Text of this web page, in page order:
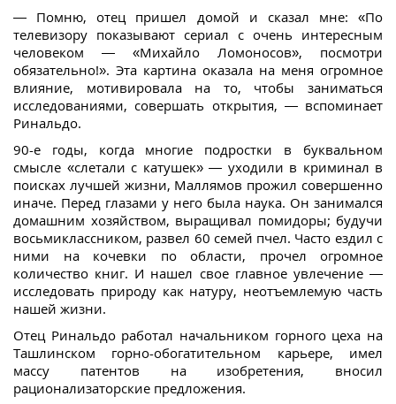
— Помню, отец пришел домой и сказал мне: «По
телевизору показывают сериал с очень интересным
человеком — «Михайло Ломоносов», посмотри
обязательно!». Эта картина оказала на меня огромное
влияние, мотивировала на то, чтобы заниматься
исследованиями, совершать открытия, — вспоминает
Ринальдо.
90-е годы, когда многие подростки в буквальном
смысле «слетали с катушек» — уходили в криминал в
поисках лучшей жизни, Маллямов прожил совершенно
иначе. Перед глазами у него была наука. Он занимался
домашним хозяйством, выращивал помидоры; будучи
восьмиклассником, развел 60 семей пчел. Часто ездил с
ними на кочевки по области, прочел огромное
количество книг. И нашел свое главное увлечение —
исследовать природу как натуру, неотъемлемую часть
нашей жизни.
Отец Ринальдо работал начальником горного цеха на
Ташлинском горно-обогатительном карьере, имел
массу патентов на изобретения, вносил
рационализаторские предложения.